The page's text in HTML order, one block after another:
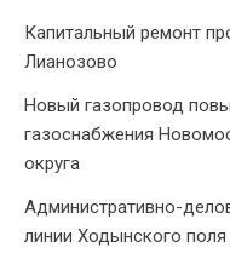
Капитальный ремонт
Лианозово
Новый газопровод
газоснабжения
округа
Административно-
линии Ходынского поля